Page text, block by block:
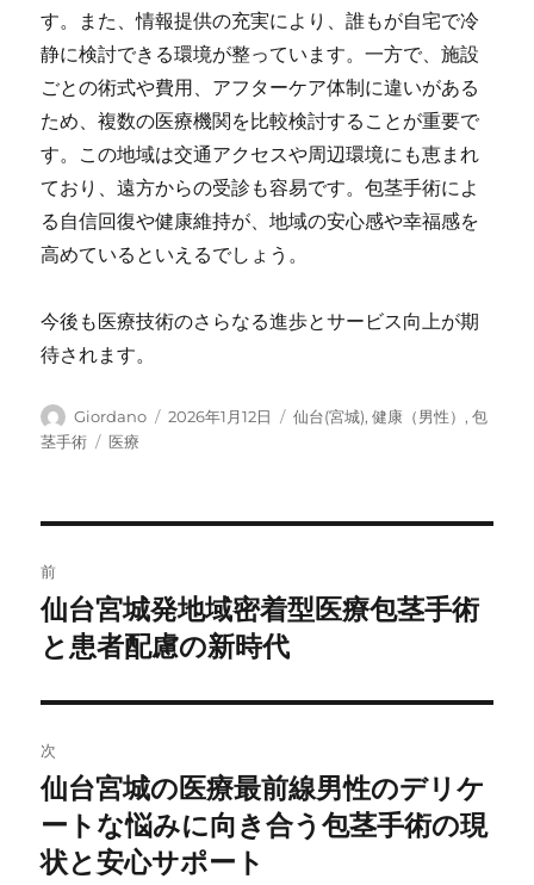
す。また、情報提供の充実により、誰もが自宅で冷
静に検討できる環境が整っています。一方で、施設
ごとの術式や費用、アフターケア体制に違いがある
ため、複数の医療機関を比較検討することが重要で
す。この地域は交通アクセスや周辺環境にも恵まれ
ており、遠方からの受診も容易です。包茎手術によ
る自信回復や健康維持が、地域の安心感や幸福感を
高めているといえるでしょう。
今後も医療技術のさらなる進歩とサービス向上が期
待されます。
投
稿
Giordano
投
2026年1月12日
カ
仙台(宮城),健康（男性） ,包
茎手術
タ
医療
稿
ナ
ビ
ゲ
ー
シ
前
前
の
稿:
仙台宮城発地域密着型医療包茎手術
と患者配慮の新時代
次
次
の
投
仙台宮城の医療最前線男性のデリケ
ートな悩みに向き合う包茎手術の現
状と安心サポート